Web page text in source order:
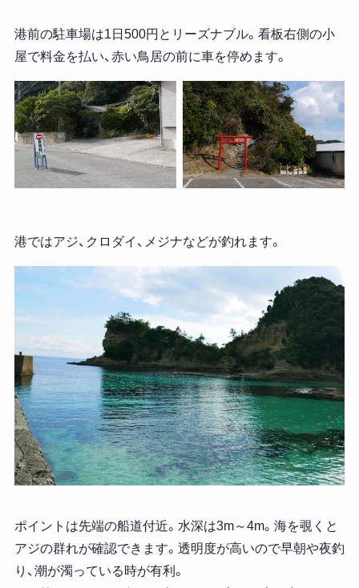
港前の駐車場は1日500円とリーズナブル。看板右側の小
屋で料金を払い、赤い鳥居の前に車を停めます。
港ではアジ、クロダイ、メジナなどが釣れます。
ポイントは先端の船道付近。水深は3m～4m。海を覗くと
アジの群れが確認できます。透明度が高いので早朝や夜釣
り、潮が濁っている時が有利。